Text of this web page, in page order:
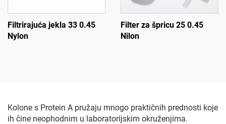
Filtrirajuća jekla 33 0.45
Nylon
Filter za špricu 25 0.45
Nilon
Kolone s Protein A pružaju mnogo praktičnih prednosti koje
ih čine neophodnim u laboratorijskim okruženjima.